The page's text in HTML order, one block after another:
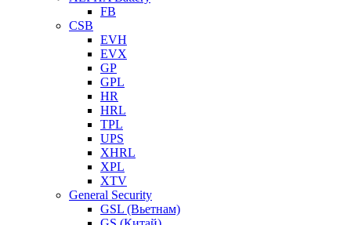
FB
CSB
EVH
EVX
GP
GPL
HR
HRL
TPL
UPS
XHRL
XPL
XTV
General Security
GSL (Вьетнам)